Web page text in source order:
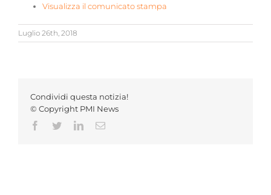
Visualizza il comunicato stampa
Luglio 26th, 2018
Condividi questa notizia!
© Copyright PMI News
Facebook
TwitterLinkedInEmail